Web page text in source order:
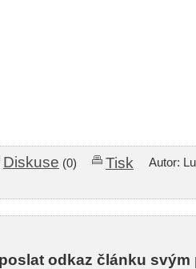
Diskuse (0) Tisk
Autor:
odkaz článku svým